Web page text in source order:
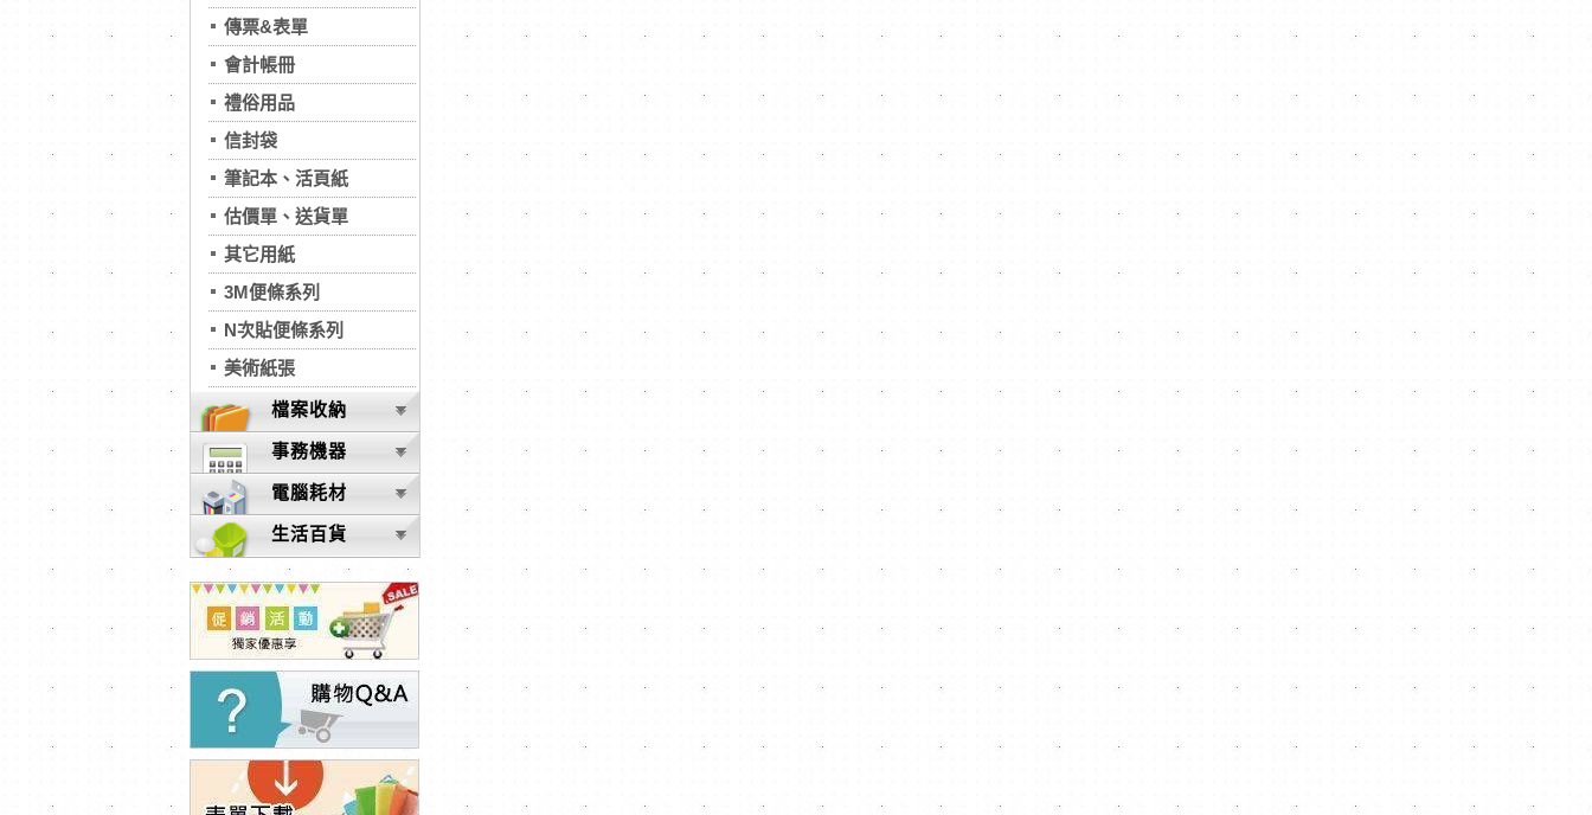
傳票&表單
會計帳冊
禮俗用品
信封袋
筆記本、活頁紙
估價單、送貨單
其它用紙
3M便條系列
N次貼便條系列
美術紙張
檔案收納
事務機器
電腦耗材
生活百貨